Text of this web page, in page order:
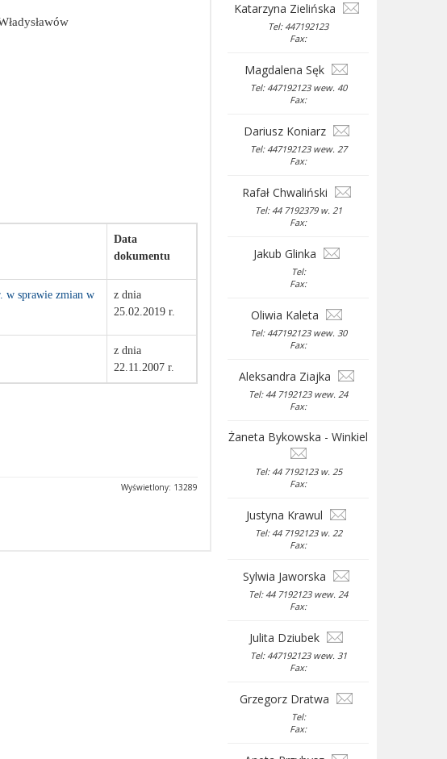
Data
dokumentu
w sprawie zmian w
z dnia
25.02.2019 r.
z dnia
22.11.2007 r.
Wyświetlony: 13289
Katarzyna Zielińska
Tel: 447192123
Fax:
Magdalena Sęk
Tel: 447192123 wew. 40
Fax:
Dariusz Koniarz
Tel: 447192123 wew. 27
Fax:
Rafał Chwaliński
Tel: 44 7192379 w. 21
Fax:
Jakub Glinka
Tel:
Fax:
Oliwia Kaleta
Tel: 447192123 wew. 30
Fax:
Aleksandra Ziajka
Tel: 44 7192123 wew. 24
Fax:
Żaneta Bykowska - Winkiel
Tel: 44 7192123 w. 25
Fax:
Justyna Krawul
Tel: 44 7192123 w. 22
Fax:
Sylwia Jaworska
Tel: 44 7192123 wew. 24
Fax:
Julita Dziubek
Tel: 447192123 wew. 31
Fax:
Grzegorz Dratwa
Tel:
Fax: